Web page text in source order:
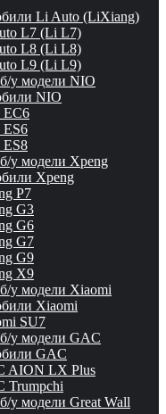
Li Auto (LiXiang)
L7 (Li L7)
L8 (Li L8)
L9 (Li L9)
у модели NIO
NIO
EC6
у модели Xpeng
Xpeng
P7
G3
G6
G7
G9
X9
у модели Xiaomi
Xiaomi
SU7
у модели GAC
GAC
AION LX Plus
Trumpchi
у модели Great Wall